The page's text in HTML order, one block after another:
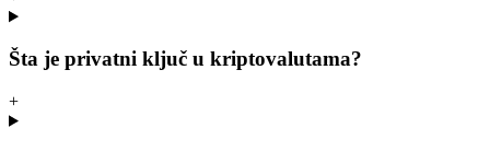
Šta je privatni ključ u kriptovalutama?
+